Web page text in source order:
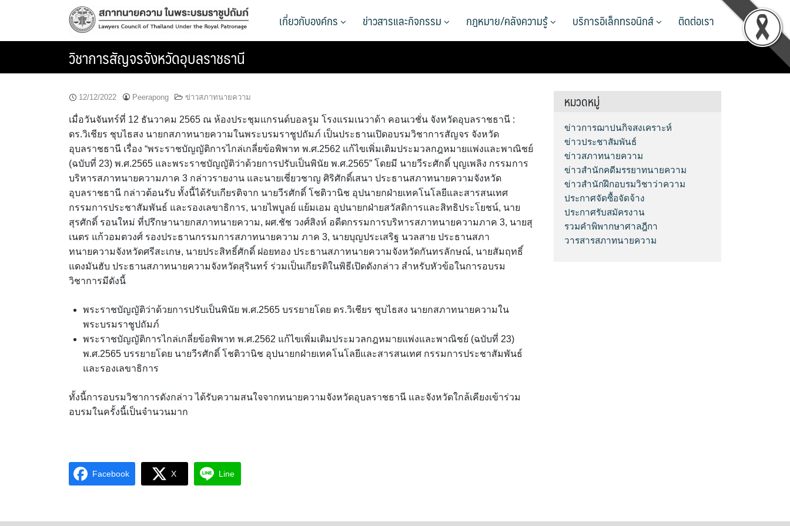
เกี่ยวกับองค์กร ข่าวสารและกิจกรรม กฎหมาย/คลังความรู้ บริการอิเล็กทรอนิกส์ ติดต่อเรา
วิชาการสัญจรจังหวัดอุบลราชธานี
12/12/2022 Peerapong ข่าวสภาทนายความ
เมื่อวันจันทร์ที่ 12 ธันวาคม 2565 ณ ห้องประชุมแกรนด์บอลรูม โรงแรมเนวาด้า คอนเวชั่น จังหวัดอุบลราชธานี :
ดร.วิเชียร ชุบไธสง นายกสภาทนายความในพระบรมราชูปถัมภ์ เป็นประธานเปิดอบรมวิชาการสัญจร จังหวัด
อุบลราชธานี เรื่อง “พระราชบัญญัติการไกล่เกลี่ยข้อพิพาท พ.ศ.2562 แก้ไขเพิ่มเติมประมวลกฎหมายแพ่งและพาณิชย์
(ฉบับที่ 23) พ.ศ.2565 และพระราชบัญญัติว่าด้วยการปรับเป็นพินัย พ.ศ.2565” โดยมี นายวีระศักดิ์ บุญเพลิง กรรมการ
บริหารสภาทนายความภาค 3 กล่าวรายงาน และนายเชี่ยวชาญ ศิริศักดิ์เสนา ประธานสภาทนายความจังหวัด
อุบลราชธานี กล่าวต้อนรับ ทั้งนี้ได้รับเกียรติจาก นายวีรศักดิ์ โชติวานิช อุปนายกฝ่ายเทคโนโลยีและสารสนเทศ
กรรมการประชาสัมพันธ์ และรองเลขาธิการ, นายไพบูลย์ แย้มเอม อุปนายกฝ่ายสวัสดิการและสิทธิประโยชน์, นาย
สุรศักดิ์ รอนใหม่ ที่ปรึกษานายกสภาทนายความ, ผศ.ชัช วงศ์สิงห์ อดีตกรรมการบริหารสภาทนายความภาค 3, นายสุ
เนตร แก้วอมตวงศ์ รองประธานกรรมการสภาทนายความ ภาค 3, นายบุญประเสริฐ นวลสาย ประธานสภา
ทนายความจังหวัดศรีสะเกษ, นายประสิทธิ์ศักดิ์ ฝอยทอง ประธานสภาทนายความจังหวัดกันทรลักษณ์, นายสัมฤทธิ์
แดงมันฮับ ประธานสภาทนายความจังหวัดสุรินทร์ ร่วมเป็นเกียรติในพิธีเปิดดังกล่าว สำหรับหัวข้อในการอบรม
วิชาการมีดังนี้
พระราชบัญญัติว่าด้วยการปรับเป็นพินัย พ.ศ.2565 บรรยายโดย ดร.วิเชียร ชุบไธสง นายกสภาทนายความใน
พระบรมราชูปถัมภ์
พระราชบัญญัติการไกล่เกลี่ยข้อพิพาท พ.ศ.2562 แก้ไขเพิ่มเติมประมวลกฎหมายแพ่งและพาณิชย์ (ฉบับที่ 23)
พ.ศ.2565 บรรยายโดย นายวีรศักดิ์ โชติวานิช อุปนายกฝ่ายเทคโนโลยีและสารสนเทศ กรรมการประชาสัมพันธ์
และรองเลขาธิการ
ทั้งนี้การอบรมวิชาการดังกล่าว ได้รับความสนใจจากทนายความจังหวัดอุบลราชธานี และจังหวัดใกล้เคียงเข้าร่วม
อบรมในครั้งนี้เป็นจำนวนมาก
Facebook X Line
หมวดหมู่
ข่าวการฌาปนกิจสงเคราะห์
ข่าวประชาสัมพันธ์
ข่าวสภาทนายความ
ข่าวสำนักคดีมรรยาทนายความ
ข่าวสำนักฝึกอบรมวิชาว่าความ
ประกาศจัดซื้อจัดจ้าง
ประกาศรับสมัครงาน
รวมคำพิพากษาศาลฎีกา
วารสารสภาทนายความ